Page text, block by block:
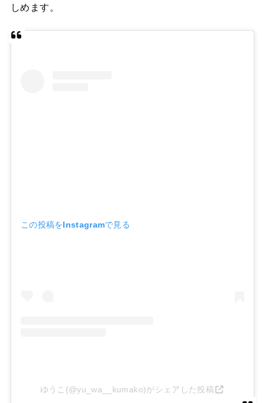
しめます。
この投稿をInstagramで見る
ゆうこ(@yu_wa__kumako)がシェアした投稿